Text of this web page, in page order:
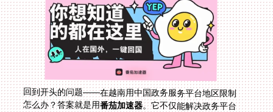
回到开头的问题——在越南用中国政务服务平台地区限制
怎么办？答案就是用番茄加速器。它不仅能解决政务平台
的访问问题，还能让你在美国正常使用Soul，在国外用安
卓手机听酷我音乐。全球节点分布、智能推荐线路、多平
台支持、稳定无限流量、安全加密、实时售后，这些功能
都能帮你突破地区限制，消除海外生活的“数字乡愁”。不